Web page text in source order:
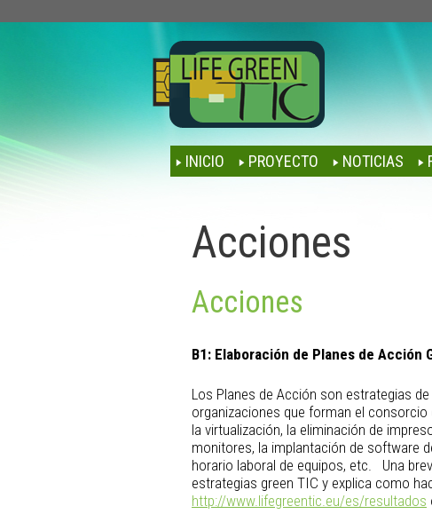
INICIO PROYECTO NOTICIAS
Acciones
Acciones
B1: Elaboración de Planes de Acción
Los Planes de Acción son estrategias
organizaciones que forman el
la virtualización, la eliminación de
monitores, la implantación de software
horario laboral de equipos, etc. Una
estrategias green TIC y explica como
http://www.lifegreentic.eu/es/resultados